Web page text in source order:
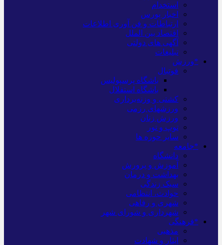
استخدام
اخبار بورس
ارتباطات و فن آوری اطلاعات
اقتصاد بین الملل
آگهی های دولتی
تبلیغات
*ورزش
فوتبال
باشگاه پرسپولیس
باشگاه استقلال
کشتی و وزنه‌برداری
ورزشهای رزمی
ورزش زنان
توپ و تور
سایر حوزه ها
*جامعه
دانشگاه
آموزش و پرورش
بهداشت و درمان
سبک زندگی
حوادث، انتظامی
شهری و رفاهی
شهرداری و شورای شهر
*فرهنگی
مذهبی
ایثار و شهادت